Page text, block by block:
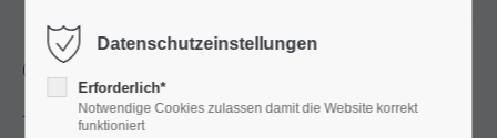
+49
(0)251 322 631
- 0
Datenschutzeinstellungen
Erforderlich*
Notwendige Cookies zulassen damit die Website korrekt
funktioniert